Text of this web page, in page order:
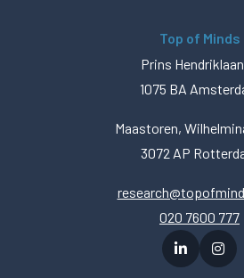
Top of Minds
Prins Hendriklaan
1075 BA
Maastoren,
3072 AP
020 7600 777